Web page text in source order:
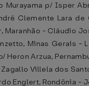
Murayama p/ Isper
Clemente Lara
Maranhão - Cláudio
Minas Gerais -
Heron Arzua,
Villela dos
Englert, Rondônia -